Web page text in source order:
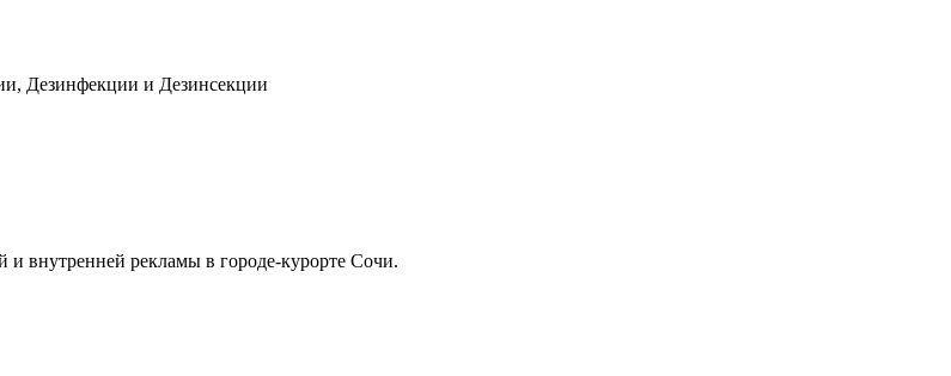
Дезинфекции и Дезинсекции
и внутренней рекламы в городе-курорте Сочи.